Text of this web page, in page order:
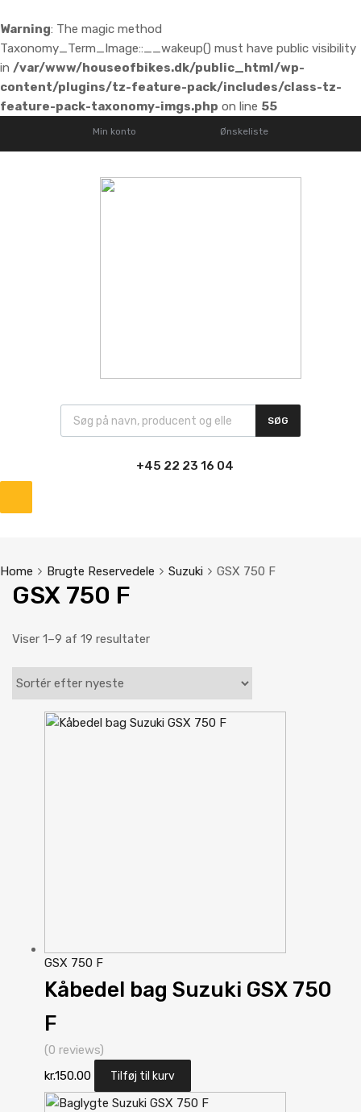
Warning: The magic method
Taxonomy_Term_Image::__wakeup() must have public visibility
in /var/www/houseofbikes.dk/public_html/wp-
content/plugins/tz-feature-pack/includes/class-tz-
feature-pack-taxonomy-imgs.php on line 55
Min konto Ønskeliste
Products search
SØG
+45 22 23 16 04
to
Home Brugte Reservedele Suzuki GSX 750 F
GSX 750 F
Viser 1–9 af 19 resultaterSorteret
GSX 750 F
Kåbedel bag Suzuki GSX 750
F
(0 reviews)
kr.150.00 Tilføj til kurv